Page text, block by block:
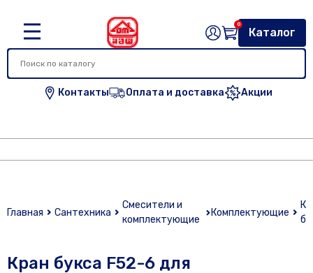
Контакты Оплата и доставка Акции
Каталог
0
Главная Сантехника
Смесители и
комплектующие
Комплектующие
Кран букса F52-6 для